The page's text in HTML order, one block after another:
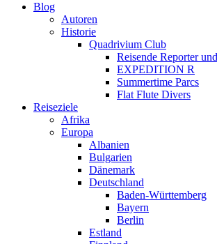
Blog
Autoren
Historie
Quadrivium Club
Reisende Reporter
EXPEDITION R
Summertime Parcs
Flat Flute Divers
Reiseziele
Afrika
Europa
Albanien
Bulgarien
Dänemark
Deutschland
Baden-Württemberg
Bayern
Berlin
Estland